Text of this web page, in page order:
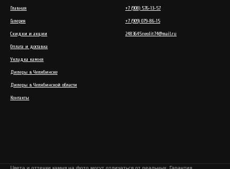
Главная
Галерея
Скидки и акции
Оплата и доставка
Укладка камня
Дилеры в Челябинске
Дилеры в Челябинской области
Контакты
+7 (908) 576-13-57
+7 (909) 079-86-15
2483645neolit74@mail.ru
Цвета и оттенки камня на фото могут отличаться от реальных. Гарантия